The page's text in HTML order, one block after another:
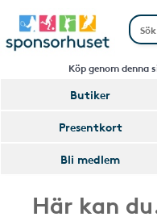
Köp genom
Butiker
Presentkort
Bli medlem
Här kan